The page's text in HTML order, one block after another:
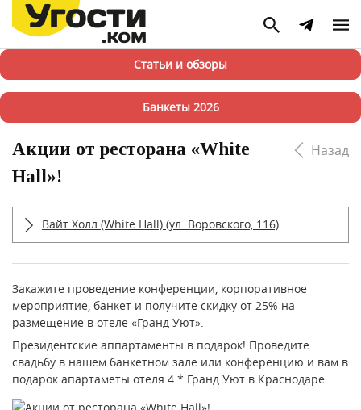
Статьи и обзоры
Банкеты 2026
Акции от ресторана «White
Hall»!
Назад
Вайт Холл (White Hall) (ул. Воровского, 116)
Закажите проведение конференции, корпоративное
мероприятие, банкет и получите скидку от 25% на
размещение в отеле «Гранд Уют».
Президентские аппартаменты в подарок! Проведите
свадьбу в нашем банкетном зале или конференцию и вам в
подарок апартаметы отеля 4 * Гранд Уют в Краснодаре.